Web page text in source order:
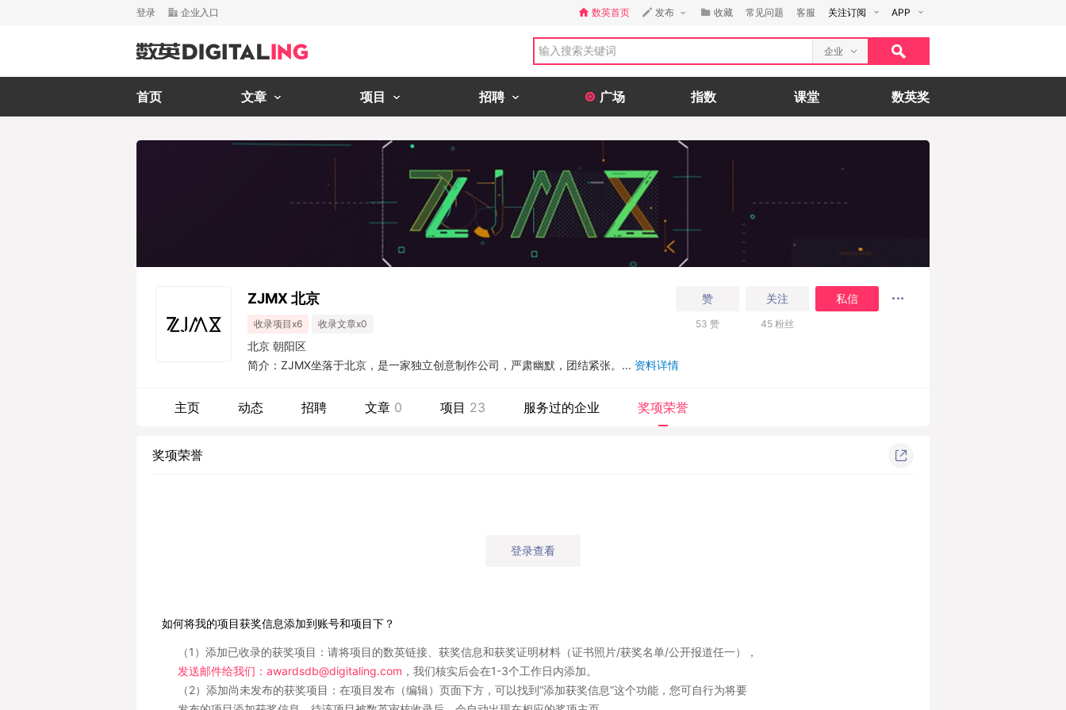
登录 企业入口 数英首页 发布 收藏 常见问题 客服 关注订阅 APP
企业
首页 文章 项目 招聘 广场 指数 课堂 数英奖
ZJMX 北京
收录项目x6 收录文章x0
赞 关注 私信
53 赞 45 粉丝
北京 朝阳区
简介：ZJMX坐落于北京，是一家独立创意制作公司，严肃幽默，团结紧张。... 资料详情
主页 动态 招聘 文章 0 项目 23 服务过的企业 奖项荣誉
奖项荣誉
登录查看
如何将我的项目获奖信息添加到账号和项目下？
（1）添加已收录的获奖项目：请将项目的数英链接、获奖信息和获奖证明材料（证书照片/获奖名单/公开报道任一），
发送邮件给我们：awardsdb@digitaling.com ，我们核实后会在1-3个工作日内添加。
（2）添加尚未发布的获奖项目：在项目发布（编辑）页面下方，可以找到“添加获奖信息”这个功能，您可自行为将要